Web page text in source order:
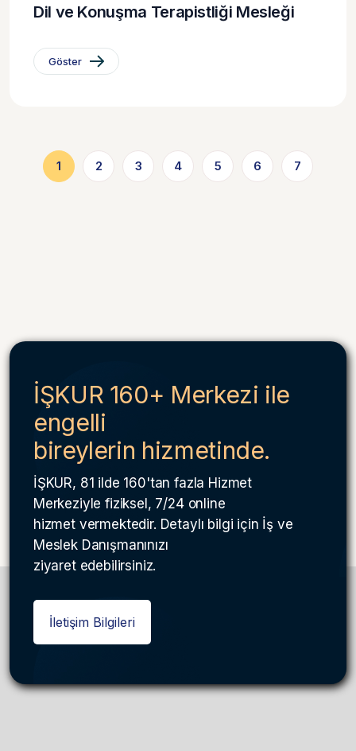
Dil ve Konuşma Terapistliği Mesleği
Göster
1 2 3 4 5 6 7
İŞKUR 160+ Merkezi ile
engelli
bireylerin hizmetinde.
İŞKUR, 81 ilde 160'tan fazla Hizmet
Merkeziyle fiziksel, 7/24 online
hizmet vermektedir. Detaylı bilgi için İş ve
Meslek Danışmanınızı
ziyaret edebilirsiniz.
İletişim Bilgileri